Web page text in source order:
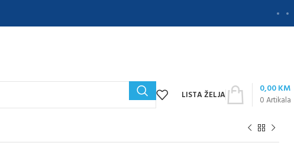
LISTA ŽELJA 0Artikala
0,00KM